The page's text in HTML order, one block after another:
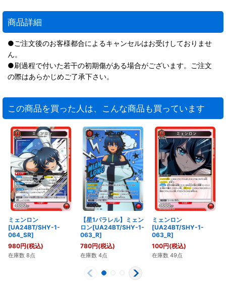
商品詳細
●ご注文後のお客様都合によるキャンセルはお受けしておりませ
ん。
●刷過程で付いた若干の初期傷がある場合がございます。ご注文
の際はあらかじめご了承下さい。
この商品を買った人は、こんな商品も買っています
ミェンロン
[UA24BT/SHY-1-
064_SR]
980円(税込)
在庫数 8点
【星1パラレル】ミェン
ロン[UA24BT/SHY-1-
063_R]
780円(税込)
在庫数 4点
ミェンロン
[UA24BT/SHY-1-
063_R]
100円(税込)
在庫数 49点